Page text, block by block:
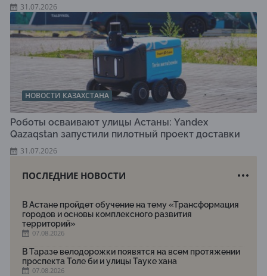
31.07.2026
НОВОСТИ КАЗАХСТАНА
Роботы осваивают улицы Астаны: Yandex
Qazaqstan запустили пилотный проект доставки
31.07.2026
ПОСЛЕДНИЕ НОВОСТИ
В Астане пройдет обучение на тему «Трансформация
городов и основы комплексного развития
территорий»
07.08.2026
В Таразе велодорожки появятся на всем протяжении
проспекта Толе би и улицы Тауке хана
07.08.2026